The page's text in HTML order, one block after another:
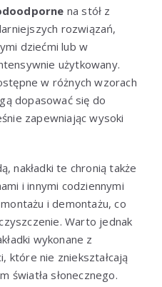
na stół z
rozwiązań,
dziećmi lub w
użytkowany.
w różnych wzorach
dopasować się do
zapewniając wysoki
nakładki te chronią także
i innymi codziennymi
i demontażu, co
Warto jednak
wykonane z
które nie zniekształcają
światła słonecznego.